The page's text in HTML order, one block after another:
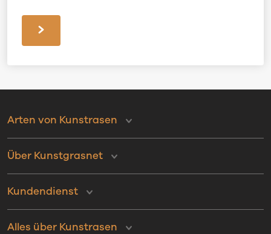
Arten von Kunstrasen
Über Kunstgrasnet
Kundendienst
Alles über Kunstrasen